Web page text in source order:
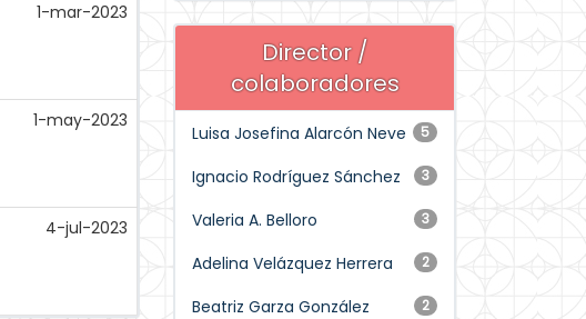
1-mar-2023
1-may-2023
4-jul-2023
Director /
colaboradores
5
Luisa Josefina Alarcón Neve
3
Ignacio Rodríguez Sánchez
3
Valeria A. Belloro
2
Adelina Velázquez Herrera
2
Beatriz Garza González